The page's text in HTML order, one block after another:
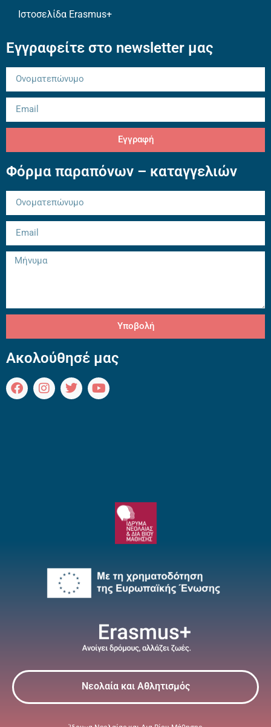
Ιστοσελίδα Erasmus+
Εγγραφείτε στο newsletter μας
Εγγραφή
Φόρμα παραπόνων – καταγγελιών
Υποβολή
Ακολούθησέ μας
Νεολαία και Αθλητισμός